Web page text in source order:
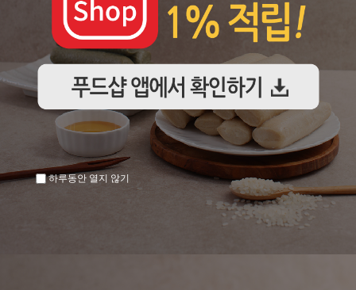
하루동안 열지 않기